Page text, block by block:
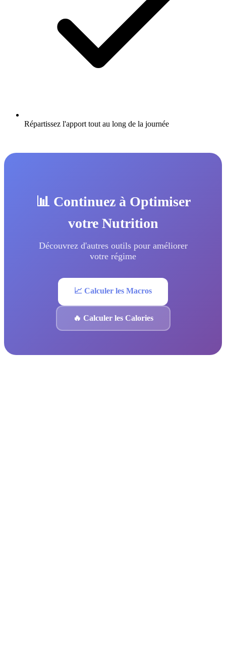
Répartissez l'apport tout au long de la journée
📊 Continuez à Optimiser
votre Nutrition
Découvrez d'autres outils pour améliorer
votre régime
📈 Calculer les Macros
🔥 Calculer les Calories